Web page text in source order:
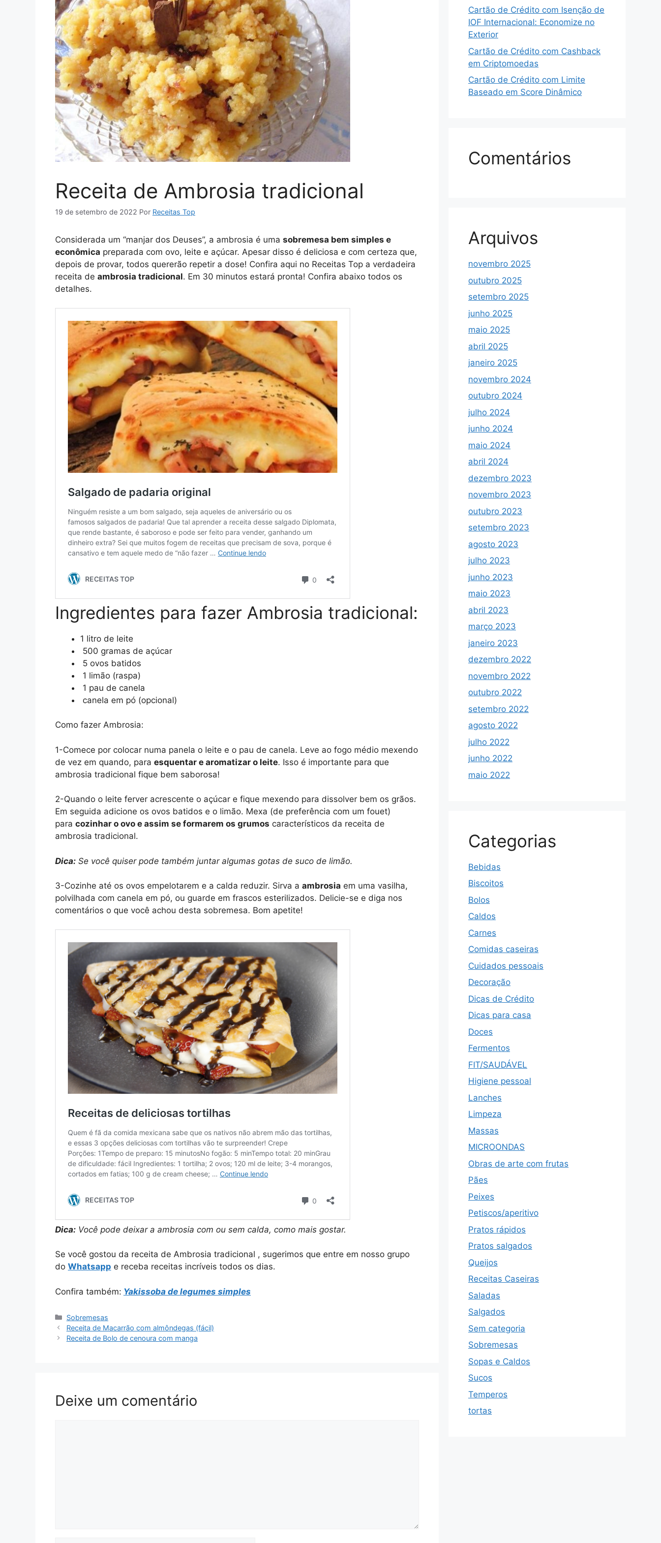
Receita de Ambrosia tradicional
19 de setembro de 2022 Por Receitas Top
Considerada um “manjar dos Deuses”, a ambrosia é uma sobremesa bem simples e
econômica preparada com ovo, leite e açúcar. Apesar disso é deliciosa e com certeza que,
depois de provar, todos quererão repetir a dose! Confira aqui no Receitas Top a verdadeira
receita de ambrosia tradicional. Em 30 minutos estará pronta! Confira abaixo todos os
detalhes.
Ingredientes para fazer Ambrosia tradicional:
1 litro de leite
500 gramas de açúcar
5 ovos batidos
1 limão (raspa)
1 pau de canela
canela em pó (opcional)
Como fazer Ambrosia:
1-Comece por colocar numa panela o leite e o pau de canela. Leve ao fogo médio mexendo
de vez em quando, para esquentar e aromatizar o leite. Isso é importante para que
ambrosia tradicional fique bem saborosa!
2-Quando o leite ferver acrescente o açúcar e fique mexendo para dissolver bem os grãos.
Em seguida adicione os ovos batidos e o limão. Mexa (de preferência com um fouet)
para cozinhar o ovo e assim se formarem os grumos característicos da receita de
ambrosia tradicional.
Dica: Se você quiser pode também juntar algumas gotas de suco de limão.
3-Cozinhe até os ovos empelotarem e a calda reduzir. Sirva a ambrosia em uma vasilha,
polvilhada com canela em pó, ou guarde em frascos esterilizados. Delicie-se e diga nos
comentários o que você achou desta sobremesa. Bom apetite!
Dica: Você pode deixar a ambrosia com ou sem calda, como mais gostar.
Se você gostou da receita de Ambrosia tradicional , sugerimos que entre em nosso grupo
do Whatsapp e receba receitas incríveis todos os dias.
Confira também: Yakissoba de legumes simples
Categorias
Sobremesas
Receita de Macarrão com almôndegas (fácil)
Receita de Bolo de cenoura com manga
Deixe um comentário
Cartão de Crédito com Isenção de
IOF Internacional: Economize no
Exterior
Cartão de Crédito com Cashback
em Criptomoedas
Cartão de Crédito com Limite
Baseado em Score Dinâmico
Comentários
Arquivos
novembro 2025
outubro 2025
setembro 2025
junho 2025
maio 2025
abril 2025
janeiro 2025
novembro 2024
outubro 2024
julho 2024
junho 2024
maio 2024
abril 2024
dezembro 2023
novembro 2023
outubro 2023
setembro 2023
agosto 2023
julho 2023
junho 2023
maio 2023
abril 2023
março 2023
janeiro 2023
dezembro 2022
novembro 2022
outubro 2022
setembro 2022
agosto 2022
julho 2022
junho 2022
maio 2022
Categorias
Bebidas
Biscoitos
Bolos
Caldos
Carnes
Comidas caseiras
Cuidados pessoais
Decoração
Dicas de Crédito
Dicas para casa
Doces
Fermentos
FIT/SAUDÁVEL
Higiene pessoal
Lanches
Limpeza
Massas
MICROONDAS
Obras de arte com frutas
Pães
Peixes
Petiscos/aperitivo
Pratos rápidos
Pratos salgados
Queijos
Receitas Caseiras
Saladas
Salgados
Sem categoria
Sobremesas
Sopas e Caldos
Sucos
Temperos
tortas